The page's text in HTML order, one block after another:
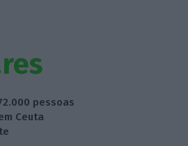
pessoas
Ceuta